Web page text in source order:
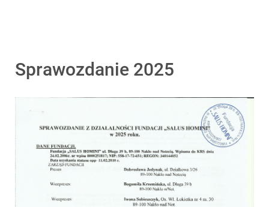
Sprawozdanie 2025